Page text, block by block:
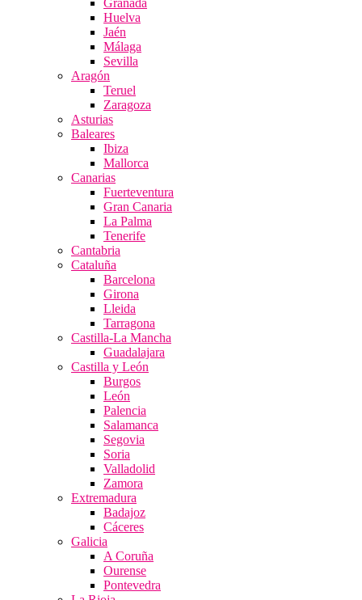
Granada
Huelva
Jaén
Málaga
Sevilla
Aragón
Teruel
Zaragoza
Asturias
Baleares
Ibiza
Mallorca
Canarias
Fuerteventura
Gran Canaria
La Palma
Tenerife
Cantabria
Cataluña
Barcelona
Girona
Lleida
Tarragona
Castilla-La Mancha
Guadalajara
Castilla y León
Burgos
León
Palencia
Salamanca
Segovia
Soria
Valladolid
Zamora
Extremadura
Badajoz
Cáceres
Galicia
A Coruña
Ourense
Pontevedra